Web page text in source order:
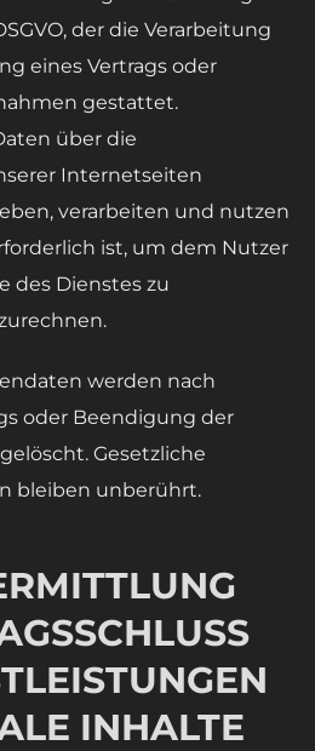
der die Verarbeitung
eines Vertrags oder
gestattet.
über die
Internetseiten
verarbeiten und nutzen
ist, um dem Nutzer
des Dienstes zu
werden nach
oder Beendigung der
Gesetzliche
bleiben unberührt.
INHALTE